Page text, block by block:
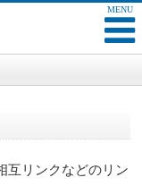
互リンクなどのリン